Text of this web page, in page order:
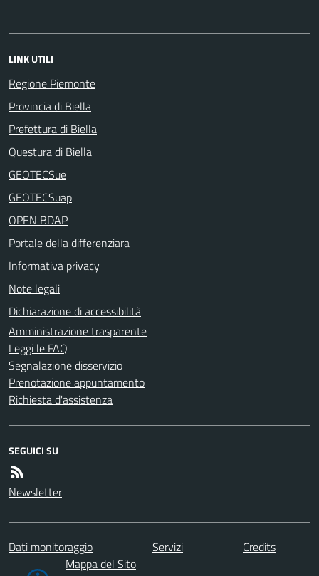
LINK UTILI
Regione Piemonte
Provincia di Biella
Prefettura di Biella
Questura di Biella
GEOTECSue
GEOTECSuap
OPEN BDAP
Portale della differenziara
Informativa privacy
Note legali
Dichiarazione di accessibilità
Amministrazione trasparente
Leggi le FAQ
Segnalazione disservizio
Prenotazione appuntamento
Richiesta d'assistenza
SEGUICI SU
Newsletter
Dati monitoraggio Servizi
Credits
Mappa del Sito